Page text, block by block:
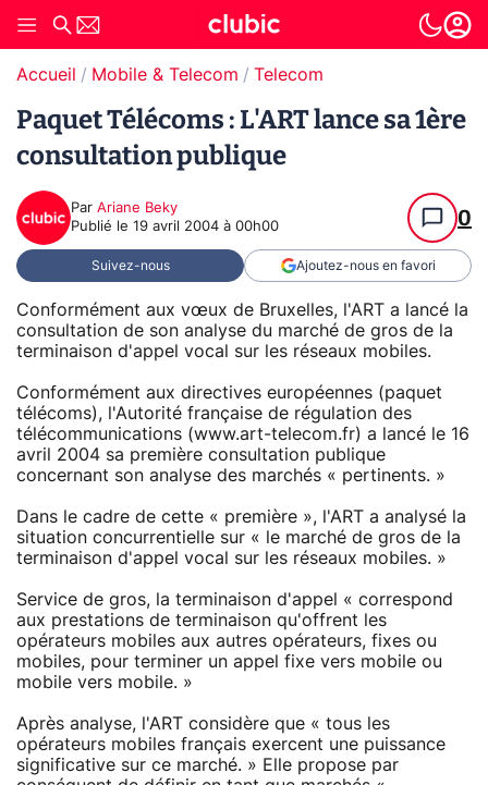
Accueil Mobile & Telecom Telecom
Paquet Télécoms : L'ART lance sa 1ère
consultation publique
Par Ariane Beky
Publié le 19 avril 2004 à 00h00 0
Suivez-nous Ajoutez-nous en favori
Conformément aux vœux de Bruxelles, l'ART a lancé la
consultation de son analyse du marché de gros de la
terminaison d'appel vocal sur les réseaux mobiles.
Conformément aux directives européennes (paquet
télécoms), l'Autorité française de régulation des
télécommunications (www.art-telecom.fr) a lancé le 16
avril 2004 sa première consultation publique
concernant son analyse des marchés « pertinents. »
Dans le cadre de cette « première », l'ART a analysé la
situation concurrentielle sur « le marché de gros de la
terminaison d'appel vocal sur les réseaux mobiles. »
Service de gros, la terminaison d'appel « correspond
aux prestations de terminaison qu'offrent les
opérateurs mobiles aux autres opérateurs, fixes ou
mobiles, pour terminer un appel fixe vers mobile ou
mobile vers mobile. »
Après analyse, l'ART considère que « tous les
opérateurs mobiles français exercent une puissance
significative sur ce marché. » Elle propose par